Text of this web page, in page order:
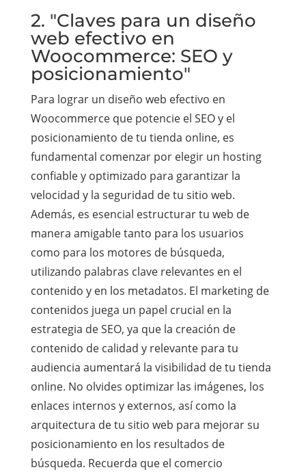
2. "Claves para un diseño
web efectivo en
Woocommerce: SEO y
posicionamiento"
Para lograr un diseño web efectivo en
Woocommerce que potencie el SEO y el
posicionamiento de tu tienda online, es
fundamental comenzar por elegir un hosting
confiable y optimizado para garantizar la
velocidad y la seguridad de tu sitio web.
Además, es esencial estructurar tu web de
manera amigable tanto para los usuarios
como para los motores de búsqueda,
utilizando palabras clave relevantes en el
contenido y en los metadatos. El marketing de
contenidos juega un papel crucial en la
estrategia de SEO, ya que la creación de
contenido de calidad y relevante para tu
audiencia aumentará la visibilidad de tu tienda
online. No olvides optimizar las imágenes, los
enlaces internos y externos, así como la
arquitectura de tu sitio web para mejorar su
posicionamiento en los resultados de
búsqueda. Recuerda que el comercio